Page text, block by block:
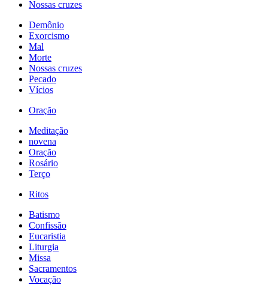
Nossas cruzes
Demônio
Exorcismo
Mal
Morte
Nossas cruzes
Pecado
Vícios
Oração
Meditação
novena
Oração
Rosário
Terço
Ritos
Batismo
Confissão
Eucaristia
Liturgia
Missa
Sacramentos
Vocação